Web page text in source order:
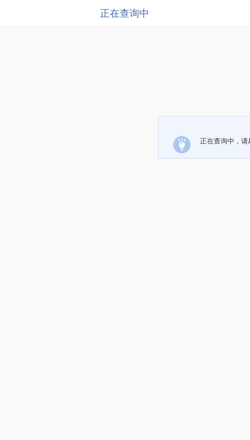
正在查询中
正在查询中，请